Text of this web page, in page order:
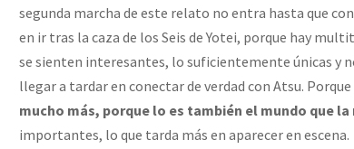
segunda marcha de este relato no entra hasta que
en ir tras la caza de los Seis de Yotei, porque hay
se sienten interesantes, lo suficientemente únicas y
llegar a tardar en conectar de verdad con Atsu.
mucho más, porque lo es también el mundo que la
importantes, lo que tarda más en aparecer en escena.